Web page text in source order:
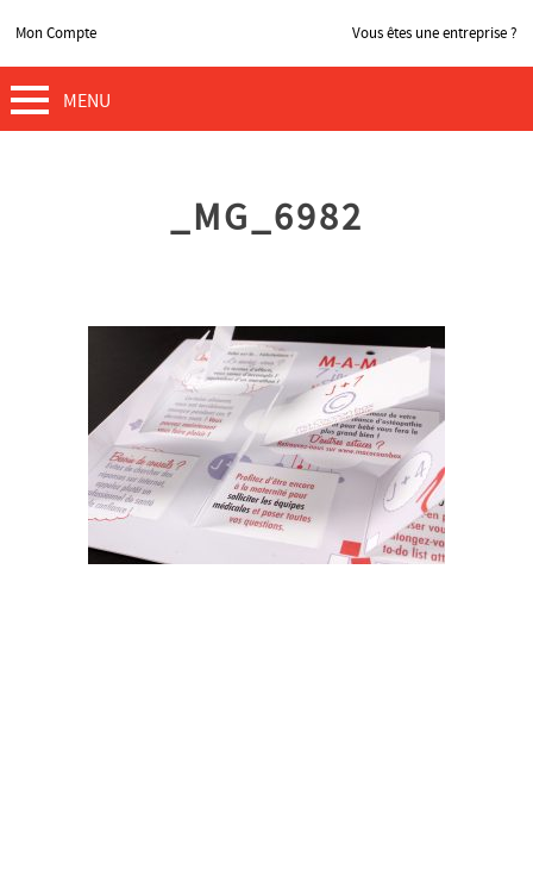
Mon Compte Vous êtes une entreprise ?
MENU
_MG_6982